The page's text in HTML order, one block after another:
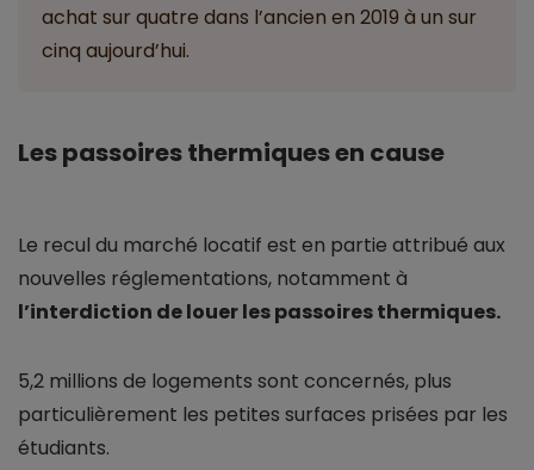
achat sur quatre dans l’ancien en 2019 à un sur
cinq aujourd’hui.
Les passoires thermiques en cause
Le recul du marché locatif est en partie attribué aux
nouvelles réglementations, notamment à
l’interdiction de louer les passoires thermiques.
5,2 millions de logements sont concernés, plus
particulièrement les petites surfaces prisées par les
étudiants.